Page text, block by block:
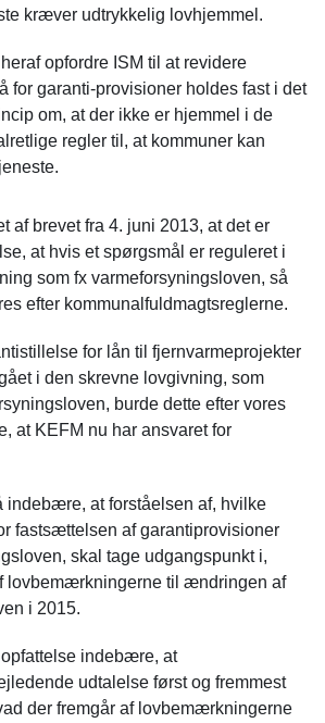
kræver udtrykkelig lovhjemmel.
opfordre ISM til at revidere
for garanti-provisioner holdes fast i det
om, at der ikke er hjemmel i de
regler til, at kommuner kan
af brevet fra 4. juni 2013, at det er
at hvis et spørgsmål er reguleret i
som fx varmeforsyningsloven, så
efter kommunalfuldmagtsreglerne.
for lån til fjernvarmeprojekter
i den skrevne lovgivning, som
burde dette efter vores
at KEFM nu har ansvaret for
indebære, at forståelsen af, hvilke
fastsættelsen af garantiprovisioner
skal tage udgangspunkt i,
lovbemærkningerne til ændringen af
i 2015.
indebære, at
udtalelse først og fremmest
der fremgår af lovbemærkningerne